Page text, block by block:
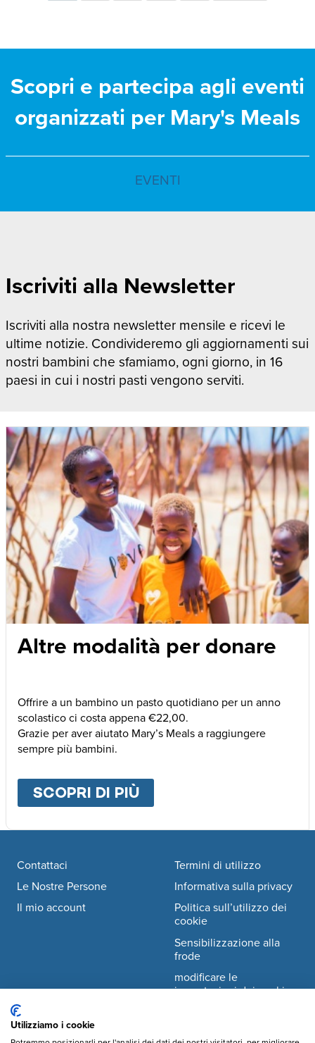
Scopri e partecipa agli eventi
organizzati per Mary's Meals
EVENTI
Iscriviti alla Newsletter
Iscriviti alla nostra newsletter mensile e ricevi le
ultime notizie. Condivideremo gli aggiornamenti sui
nostri bambini che sfamiamo, ogni giorno, in 16
paesi in cui i nostri pasti vengono serviti.
Altre modalità per donare
Offrire a un bambino un pasto quotidiano per un anno
scolastico ci costa appena €22,00.
Grazie per aver aiutato Mary’s Meals a raggiungere
sempre più bambini.
SCOPRI DI PIÙABOUT
Footer navigation
© Mary's Meals Italia ODVcompany information
Contattaci
Le Nostre Persone
Il mio account
Termini di utilizzo
Informativa sulla privacy
Politica sull’utilizzo dei
cookie
Sensibilizzazione alla
frode
modificare le
impostazioni dei cookie
Facebook
Utilizziamo i cookie